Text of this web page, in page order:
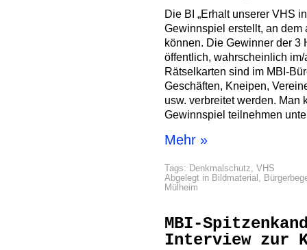
Die BI „Erhalt unserer VHS
Gewinnspiel erstellt, an
können. Die Gewinner der 3
öffentlich, wahrscheinlich
Rätselkarten sind im MBI-
Geschäften, Kneipen,
usw. verbreitet werden. Man
Gewinnspiel teilnehmen
Mehr »
Tags: Denkmalschutz, VHS
Abgelegt in Bildmaterial ,
Mülheim
MBI-
Interview zur